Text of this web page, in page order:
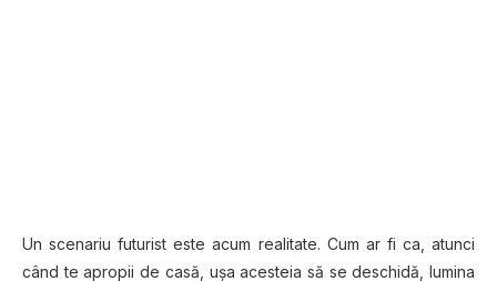
Un scenariu futurist este acum realitate. Cum ar fi ca, atunci
când te apropii de casă, ușa acesteia să se deschidă, lumina